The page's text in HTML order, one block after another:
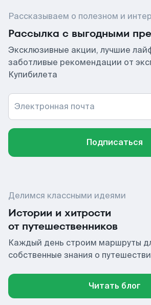
Рассказываем о полезном и
Рассылка с выгодными
Эксклюзивные акции, лучшие
заботливые рекомендации от
Купибилета
Электронная почта
Подписаться
Делимся классными идеями
Истории и хитрости
от путешественников
Каждый день строим маршруты
собственные знания о
Читать блог